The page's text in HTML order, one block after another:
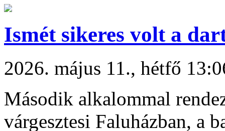
Ismét sikeres volt a
2026. május 11., hétfő
Második alkalommal
várgesztesi Faluházban, a